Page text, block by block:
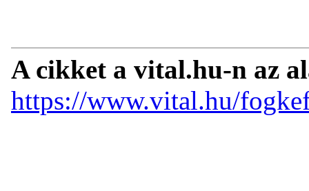
A cikket a vital.hu-n az
https://www.vital.hu/